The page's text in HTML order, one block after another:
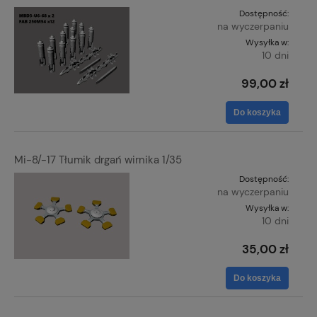
Dostępność:
na wyczerpaniu
Wysyłka w:
10 dni
99,00 zł
Do koszyka
Mi-8/-17 Tłumik drgań wirnika 1/35
Dostępność:
na wyczerpaniu
Wysyłka w:
10 dni
35,00 zł
Do koszyka